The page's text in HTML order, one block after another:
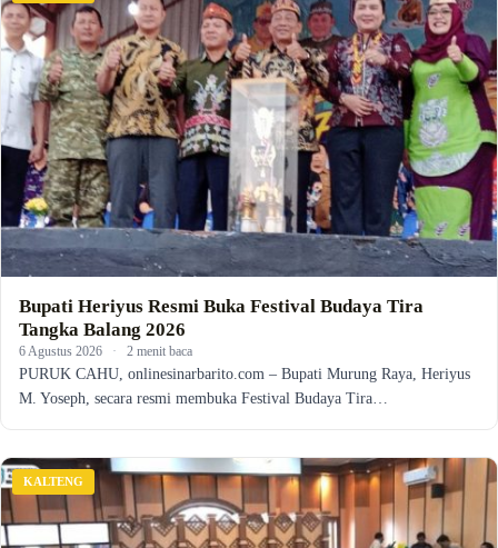
Bupati Heriyus Resmi Buka Festival Budaya Tira
Tangka Balang 2026
6 Agustus 2026 · 2 menit baca
PURUK CAHU, onlinesinarbarito.com – Bupati Murung Raya, Heriyus
M. Yoseph, secara resmi membuka Festival Budaya Tira…
KALTENG